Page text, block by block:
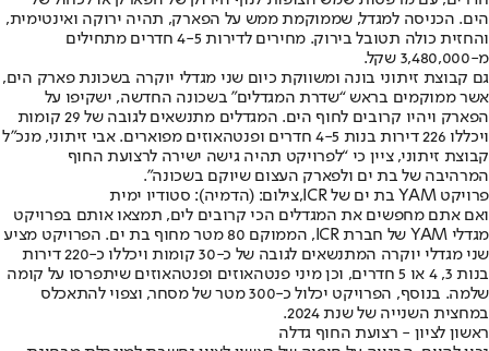
הים. הכניסה למגדל, שממוקמת ממש על הפארק, תהיה ירוקה ואינטימית,
והחזית כולה תטובל בירוק. מחירים לדירות 4-5 חדרים מתחילים
מ-3,480,000 שקל.
גם קבוצת זיתוני בונה ומשווקת כיום שני מגדלי יוקרה בשכונת פארק הים,
אשר ממוקמים בראש “שדרת המגדלים" בשכונה החדשה, ישקיפו על
הפארק ויהיו קרובים לחוף הים. המגדלים מתנשאים לגובה של 29 קומות
ויכללו 226 דירות בנות 4-5 חדרים ופנטהאוזים מפוארים. אבי זיתוני, מנכ"ל
קבוצת זיתוני, ציין כי “לפרויקט תהיה גישה ישירה לרצועת החוף
המרהיבה של בת ים ולפארק העצום שיוקם בשכונה".
פרויקט YAM בת ים של ICR,צילום: (הדמיה): סטודיו ימית
ואם אתם מחפשים את המגדלים הכי קרובים לים, תמצאו אותם בפרויקט
מגדלי YAM של חברת ICR, הממוקם 80 מטר מחוף בת ים. הפרויקט מציע
שני מגדלי יוקרה המתנשאים לגובה של כ-30 קומות ויכללו כ-220 דירות
בנות 3, 4 או 5 חדרים, וכן מיני פנטהאוזים ופנטהאוזים שיתפרסו על קומה
שלמה. בנוסף, הפרויקט יכלול כ-300 מטר של מסחר, וצפוי להתאכלס
במחצית השנייה של שנת 2024.
ראשון לציון - רצועת החוף גדלה